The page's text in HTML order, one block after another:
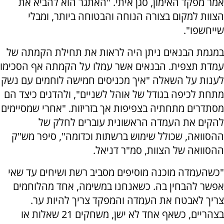
הצוות למקום בצורה הנוחה והבטוחה ביותר, ומבלי
שייחשפו".
במגמת הבנאים ניתן היה לראות את תחילת הקמתה של
עמדת תצפית. הבנאים אשר עמלו על הקמתה אף הסכימו
לענות על השאלה "איך מכניסים חמישה לוחמים עם נשק
מתחת לכיפה בגודל של אוהל לשניים", ולהדגים כיצד הם
מסתדרים מתחתיה בצפיפות אך בזריזות. "אחרי שמסיימים
להקים את העמדה הראשונית עוברים לחלק של
ההסוואה, שכולל שימוש ברשתות וכדומה", סיפר מש"ק
ההסוואה של הצוות, סמ"ר דניאל.
"כשהעמדה מוכנה מוסיפים מסביב רשת ושיחים עד שאי
אפשר להבחין בה. כשאנחנו במשימה, אחד מהלוחמים
צריך לאבטח את העמדה והמפקד צריך להיות ער.
בצהריים, כשאף אחד לא ישן, משחקים 21 שאלות או